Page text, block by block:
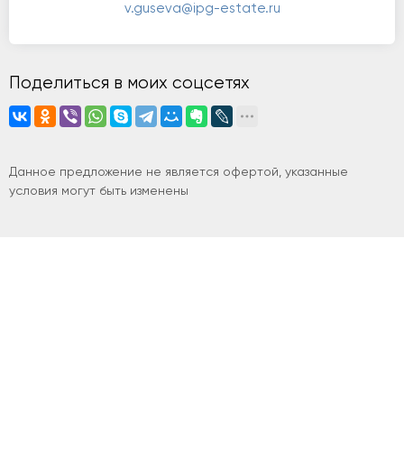
v.guseva@ipg-estate.ru
Поделиться в моих соцсетях
Данное предложение не является офертой, указанные
условия могут быть изменены